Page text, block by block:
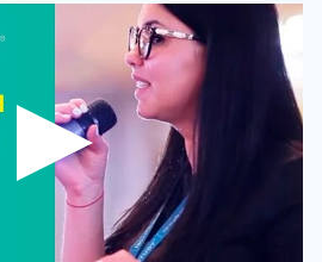
РОЗЫГРЫША
участников UP-STUDY
было разыграно 150+
Вроцлав, Лодзь и